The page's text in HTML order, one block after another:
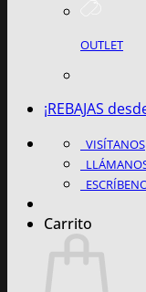
OUTLET
¡REBAJAS
VISÍTANOS
Carrito